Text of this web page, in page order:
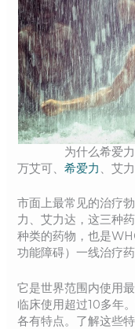
为什么希爱
万艾可、希爱力 、艾
市面上最常见的治疗
力、艾力达，这三种
种类的药物，也是
功能障碍）一线治疗药
它是世界范围内使用
临床使用超过10多年
各有特点。了解这些